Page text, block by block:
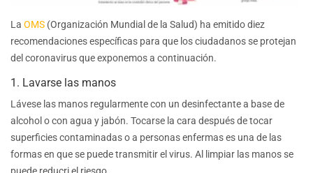
La OMS (Organización Mundial de la Salud) ha emitido diez
recomendaciones específicas para que los ciudadanos se protejan
del coronavirus que exponemos a continuación.
1. Lavarse las manos
Lávese las manos regularmente con un desinfectante a base de
alcohol o con agua y jabón. Tocarse la cara después de tocar
superficies contaminadas o a personas enfermas es una de las
formas en que se puede transmitir el virus. Al limpiar las manos se